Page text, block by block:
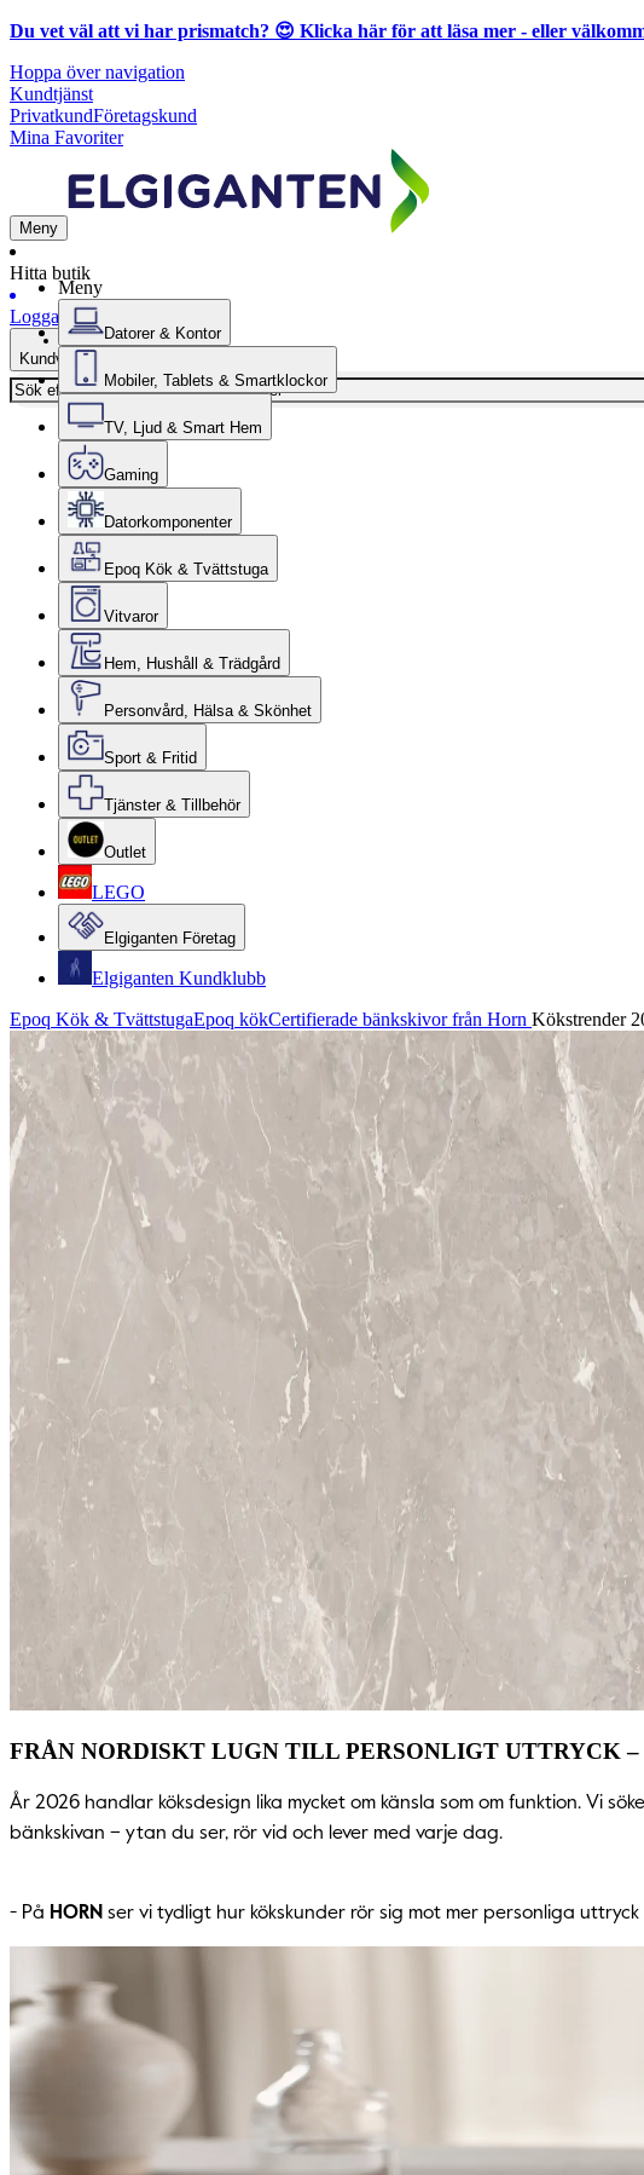
Du vet väl att vi har prismatch? 😍 Klicka här för att läsa mer - eller
Hoppa över navigation
Kundtjänst
PrivatkundFöretagskund
Mina Favoriter
Meny
Hitta butik
Logga in
Kundvagn
Meny
Datorer & Kontor
Mobiler, Tablets & Smartklockor
TV, Ljud & Smart Hem
Gaming
Datorkomponenter
Epoq Kök & Tvättstuga
Vitvaror
Hem, Hushåll & Trädgård
Personvård, Hälsa & Skönhet
Sport & Fritid
Tjänster & Tillbehör
Outlet
LEGO
Elgiganten Företag
Elgiganten Kundklubb
Epoq Kök & TvättstugaEpoq kökCertifierade bänkskivor från Horn Kökstrender
FRÅN NORDISKT LUGN TILL PERSONLIGT UTTRYCK
År 2026 handlar köksdesign lika mycket om känsla som om funktion. Vi
bänkskivan – ytan du ser, rör vid och lever med varje dag.
- På HORNser vi tydligt hur kökskunder rör sig mot mer personliga